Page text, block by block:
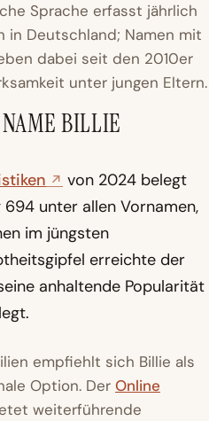
Sprache erfasst jährlich
in Deutschland; Namen mit
dabei seit den 2010er
unter jungen Eltern.
BILLIE
von 2024 belegt
694 unter allen Vornamen,
im jüngsten
erreichte der
anhaltende Popularität
empfiehlt sich Billie als
Option. Der Online
weiterführende